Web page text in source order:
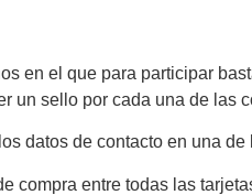
en el que para participar
un sello por cada una de las
datos de contacto en una
compra entre todas las